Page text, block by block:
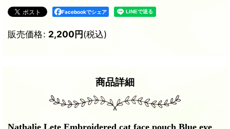
Facebookでシェア
販売価格: 2,200円(税込)
商品詳細
Nathalie Lete Embroidered cat face pouch Blue eye